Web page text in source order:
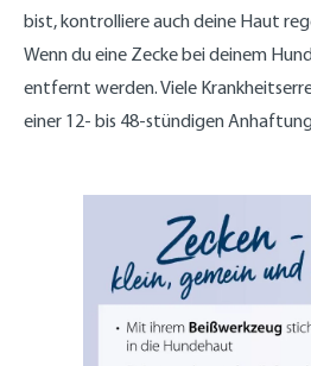
bist, kontrolliere auch deine Haut
Wenn du eine Zecke bei deinem
entfernt werden. Viele
einer 12- bis 48-stündigen